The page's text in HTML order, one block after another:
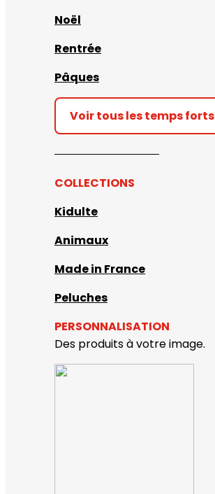
Noël
Rentrée
Pâques
Voir tous les temps forts
COLLECTIONS
Kidulte
Animaux
Made in France
Peluches
PERSONNALISATION
Des produits à votre image.